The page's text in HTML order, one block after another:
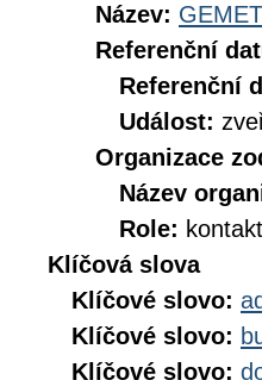
Název:
Referenční
Referenční
Událost:
Organizace
Název
Role:
Klíčová slova
Klíčové slovo:
Klíčové slovo:
Klíčové slovo: